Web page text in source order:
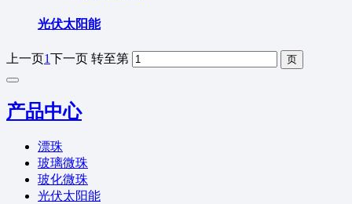
光伏太阳能
上一页1下一页 转至第
产品中心
漂珠
玻璃微珠
玻化微珠
光伏太阳能